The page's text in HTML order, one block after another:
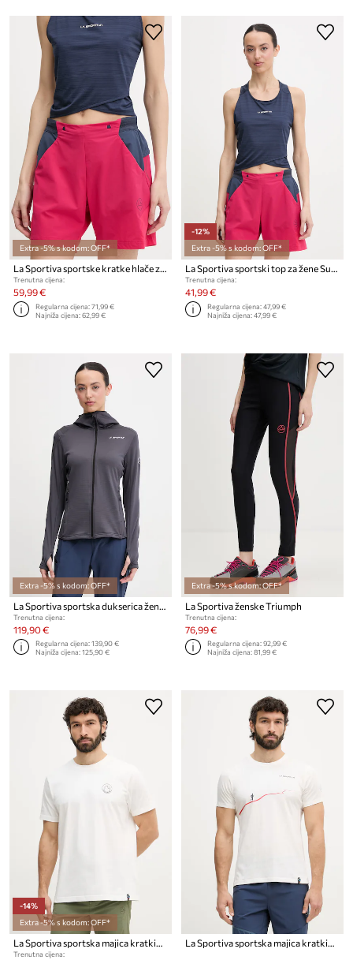
Extra -5% s kodom: OFF*
La Sportiva sportske kratke hlače za žene Trail Guard
Trenutna cijena:
59,99 €
Regularna cijena:71,99 €
Najniža cijena:62,99 €
-12%
Extra -5% s kodom: OFF*
La Sportiva sportski top za žene Sunfire
Trenutna cijena:
41,99 €
Regularna cijena:47,99 €
Najniža cijena:47,99 €
Extra -5% s kodom: OFF*
La Sportiva sportska dukserica ženska Chill Thermal
Trenutna cijena:
119,90 €
Regularna cijena:139,90 €
Najniža cijena:125,90 €
Extra -5% s kodom: OFF*
La Sportiva ženske Triumph
Trenutna cijena:
76,99 €
Regularna cijena:92,99 €
Najniža cijena:81,99 €
-14%
Extra -5% s kodom: OFF*
La Sportiva sportska majica kratkih rukava muška od pamuka Circle Logo
Trenutna cijena:
La Sportiva sportska majica kratkih rukava za muškarce od pamuka Trail